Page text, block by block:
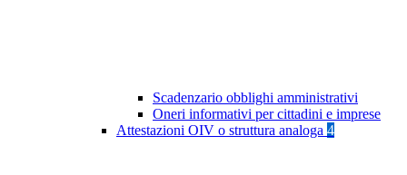
Scadenzario obblighi amministrativi
Oneri informativi per cittadini e imprese
Attestazioni OIV o struttura analoga 4